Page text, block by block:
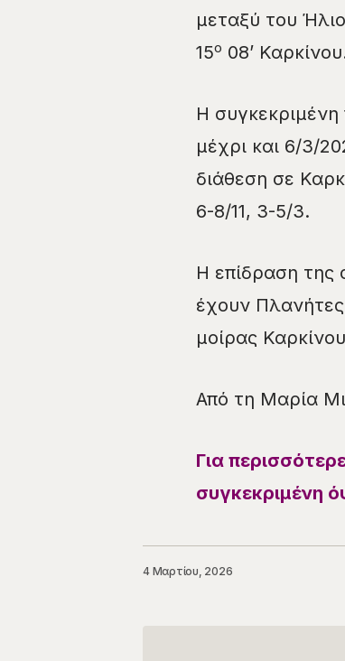
μεταξύ του
15ο 08’
Η
μέχρι και 6/3/
διάθεση σε
6-8/11, 3-5/3.
Η επίδραση της
έχουν
μοίρας
Από τη Μαρία
Για
συγκεκριμένη
4 Μαρτίου, 2026